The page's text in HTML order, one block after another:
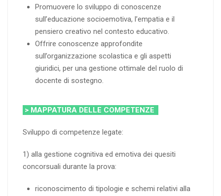
Promuovere lo sviluppo di conoscenze
sull’educazione socioemotiva, l’empatia e il
pensiero creativo nel contesto educativo.
Offrire conoscenze approfondite
sull’organizzazione scolastica e gli aspetti
giuridici, per una gestione ottimale del ruolo di
docente di sostegno.
> MAPPATURA DELLE COMPETENZE
Sviluppo di competenze legate:
1) alla gestione cognitiva ed emotiva dei quesiti
concorsuali durante la prova:
riconoscimento di tipologie e schemi relativi alla